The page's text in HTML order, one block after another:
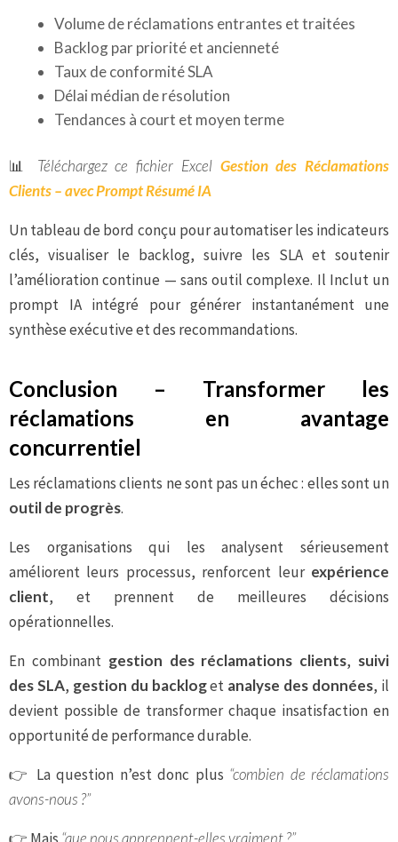
Volume de réclamations entrantes et traitées
Backlog par priorité et ancienneté
Taux de conformité SLA
Délai médian de résolution
Tendances à court et moyen terme
📊 Téléchargez ce fichier Excel Gestion des Réclamations
Clients – avec Prompt Résumé IA
Un tableau de bord conçu pour automatiser les indicateurs
clés, visualiser le backlog, suivre les SLA et soutenir
l’amélioration continue — sans outil complexe. Il Inclut un
prompt IA intégré pour générer instantanément une
synthèse exécutive et des recommandations.
Conclusion – Transformer les
réclamations en avantage
concurrentiel
Les réclamations clients ne sont pas un échec : elles sont un
outil de progrès.
Les organisations qui les analysent sérieusement
améliorent leurs processus, renforcent leur expérience
client, et prennent de meilleures décisions
opérationnelles.
En combinant gestion des réclamations clients, suivi
des SLA, gestion du backloget analyse des données, il
devient possible de transformer chaque insatisfaction en
opportunité de performance durable.
👉 La question n’est donc plus “combien de réclamations
avons-nous ?”
“que nous apprennent-elles vraiment ?”